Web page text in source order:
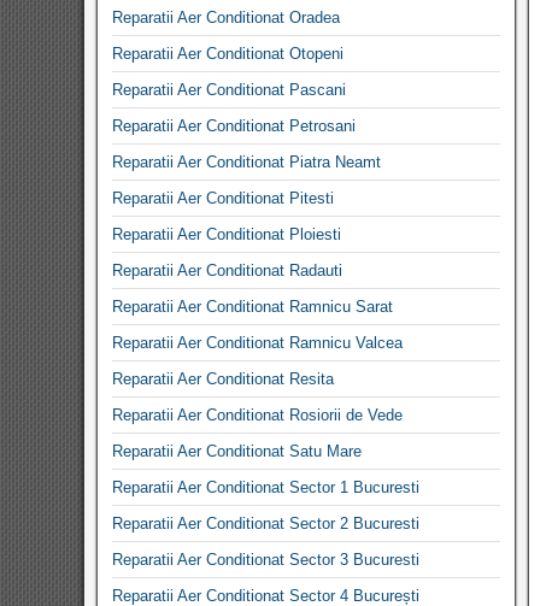
Reparatii Aer Conditionat Oradea
Reparatii Aer Conditionat Otopeni
Reparatii Aer Conditionat Pascani
Reparatii Aer Conditionat Petrosani
Reparatii Aer Conditionat Piatra Neamt
Reparatii Aer Conditionat Pitesti
Reparatii Aer Conditionat Ploiesti
Reparatii Aer Conditionat Radauti
Reparatii Aer Conditionat Ramnicu Sarat
Reparatii Aer Conditionat Ramnicu Valcea
Reparatii Aer Conditionat Resita
Reparatii Aer Conditionat Rosiorii de Vede
Reparatii Aer Conditionat Satu Mare
Reparatii Aer Conditionat Sector 1 Bucuresti
Reparatii Aer Conditionat Sector 2 Bucuresti
Reparatii Aer Conditionat Sector 3 Bucuresti
Reparatii Aer Conditionat Sector 4 București